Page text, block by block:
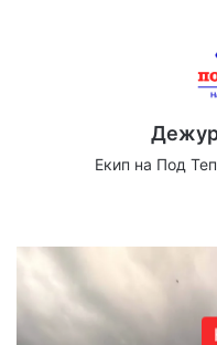
Екип на Под